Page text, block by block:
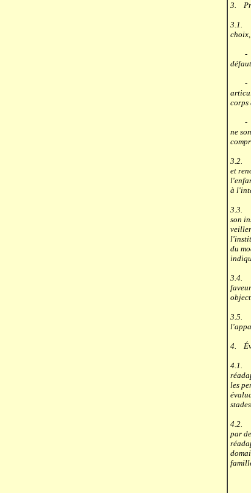
3.
3.1.
-
-
corps
-
ne
3.2.
et
à
3.3.
son
du
3.4.
3.5.
4.
4.1.
les
4.2.
par